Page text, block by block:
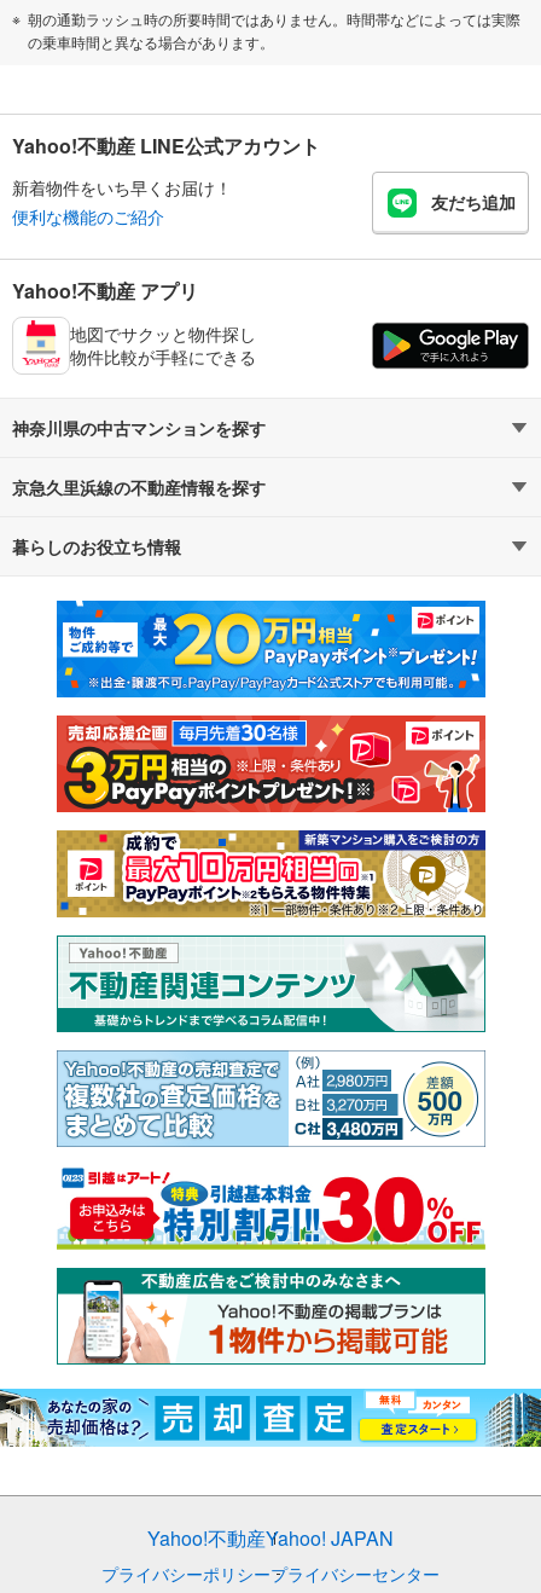
朝の通勤ラッシュ時の所要時間ではありません。時間帯などによっては実際
の乗車時間と異なる場合があります。
Yahoo!不動産 LINE公式アカウント
新着物件をいち早くお届け！
便利な機能のご紹介
友だち追加
Yahoo!不動産 アプリ
地図でサクッと物件探し
物件比較が手軽にできる
神奈川県の中古マンションを探す
路線・駅から探す
通勤・通学時間から探す
京急久里浜線の不動産情報を探す
不動産・住宅
新築マンション 中古マンション
新築一戸建て 中古一戸建て
注文住宅 土地
売却査定
暮らしのお役立ち情報
マンションカタログ 教えて！住まいの先生
Yahoo!不動産Yahoo! JAPAN
プライバシーポリシープライバシーセンター